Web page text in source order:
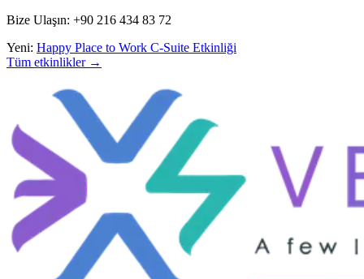
Bize Ulaşın: +90 216 434 83 72
Yeni: Happy Place to Work C-Suite Etkinliği
Tüm etkinlikler →